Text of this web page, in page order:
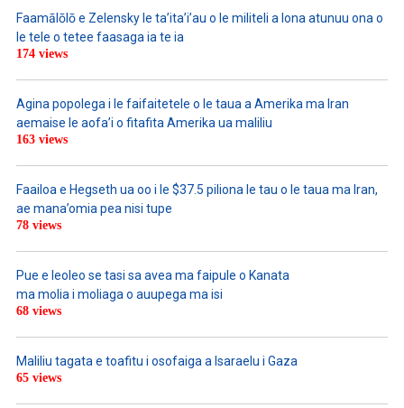
Faamālōlō e Zelensky le ta’ita’i’au o le militeli a lona atunuu ona o
le tele o tetee faasaga ia te ia
174 views
Agina popolega i le faifaitetele o le taua a Amerika ma Iran
aemaise le aofa’i o fitafita Amerika ua maliliu
163 views
Faailoa e Hegseth ua oo i le $37.5 piliona le tau o le taua ma Iran,
ae mana’omia pea nisi tupe
78 views
Pue e leoleo se tasi sa avea ma faipule o Kanata
ma molia i moliaga o auupega ma isi
68 views
Maliliu tagata e toafitu i osofaiga a Isaraelu i Gaza
65 views